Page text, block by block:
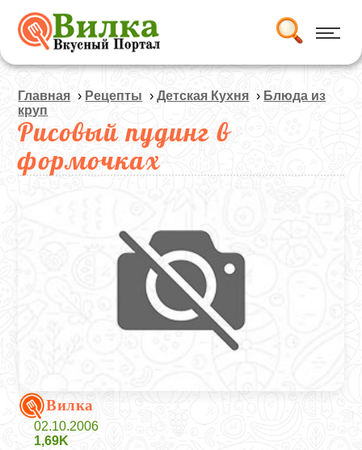
Главная › Рецепты ›Детская Кухня › Блюда из
круп
Рисовый пудинг в
формочках
Вилка
02.10.2006
1,69K